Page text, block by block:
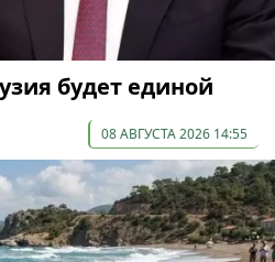
будет единой
08 АВГУСТА 2026 14:55